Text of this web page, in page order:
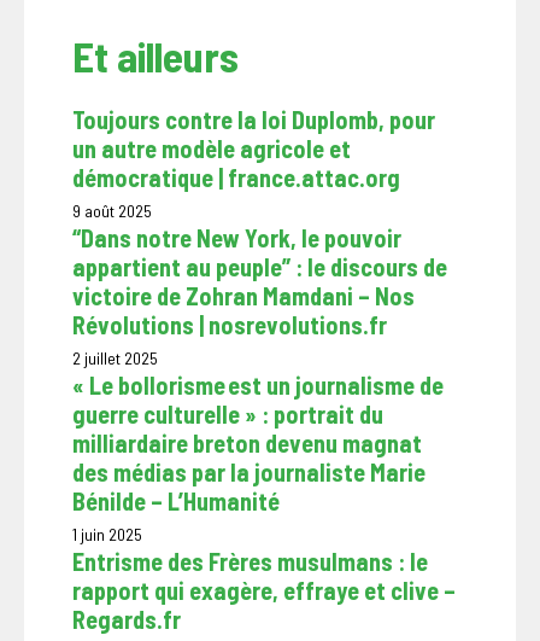
Et ailleurs
Toujours contre la loi Duplomb, pour
un autre modèle agricole et
démocratique | france.attac.org
9 août 2025
“Dans notre New York, le pouvoir
appartient au peuple” : le discours de
victoire de Zohran Mamdani – Nos
Révolutions | nosrevolutions.fr
2 juillet 2025
« Le bollorisme est un journalisme de
guerre culturelle » : portrait du
milliardaire breton devenu magnat
des médias par la journaliste Marie
Bénilde – L’Humanité
1 juin 2025
Entrisme des Frères musulmans : le
rapport qui exagère, effraye et clive –
Regards.fr